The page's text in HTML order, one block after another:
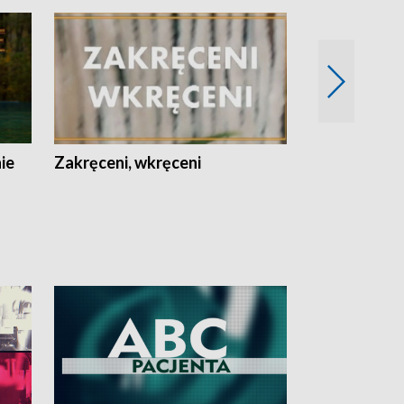
Zakręceni, wkręceni